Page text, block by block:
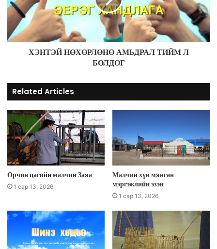
ХЭНТЭЙ НӨХӨРЛӨНӨ АМЬДРАЛ ТИЙМ Л
БОЛДОГ
Related Articles
Орчин цагийн малчин Заяа
1 сар 13, 2026
Малчин хүн мянган
мэргэжлийн эзэн
1 сар 13, 2026